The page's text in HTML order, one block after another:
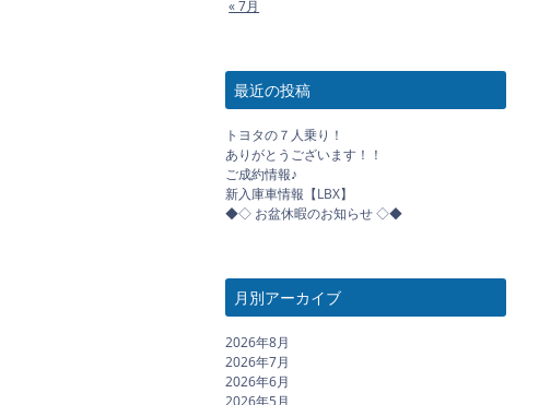
« 7月
最近の投稿
トヨタの７人乗り！
ありがとうございます！！
ご成約情報♪
新入庫車情報【LBX】
◆◇ お盆休暇のお知らせ ◇◆
月別アーカイブ
2026年8月
2026年7月
2026年6月
2026年5月